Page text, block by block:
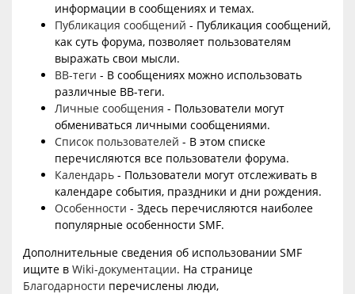
информации в сообщениях и темах.
Публикация сообщений - Публикация сообщений,
как суть форума, позволяет пользователям
выражать свои мысли.
BB-теги - В сообщениях можно использовать
различные BB-теги.
Личные сообщения - Пользователи могут
обмениваться личными сообщениями.
Список пользователей - В этом списке
перечисляются все пользователи форума.
Календарь - Пользователи могут отслеживать в
календаре события, праздники и дни рождения.
Особенности - Здесь перечисляются наиболее
популярные особенности SMF.
Дополнительные сведения об использовании SMF
ищите в Wiki-документации. На странице
Благодарности перечислены люди,